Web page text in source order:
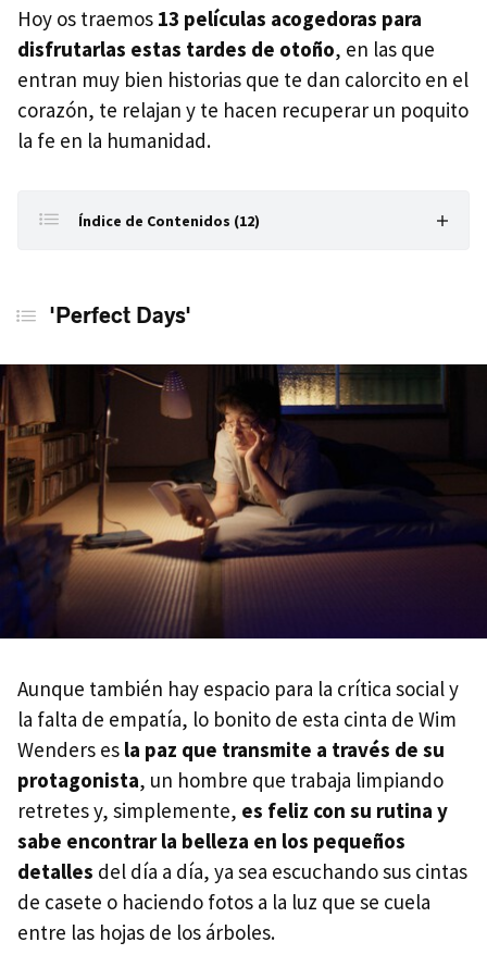
Hoy os traemos 13 películas acogedoras para
disfrutarlas estas tardes de otoño, en las que
entran muy bien historias que te dan calorcito en el
corazón, te relajan y te hacen recuperar un poquito
la fe en la humanidad.
Índice de Contenidos (12)
'Orgullo y prejuicio'
'Coco'
'Begin Again'
'La chica que saltaba a través del tiempo'
'Paddington' y 'Paddington 2'
'Tootsie'
'Starlet'
'Tu mejor amigo'
'Una pastelería en Tokio'
'Perfect Days'
Aunque también hay espacio para la crítica social y
la falta de empatía, lo bonito de esta cinta de Wim
Wenders es la paz que transmite a través de su
protagonista, un hombre que trabaja limpiando
retretes y, simplemente, es feliz con su rutina y
sabe encontrar la belleza en los pequeños
detalles del día a día, ya sea escuchando sus cintas
de casete o haciendo fotos a la luz que se cuela
entre las hojas de los árboles.